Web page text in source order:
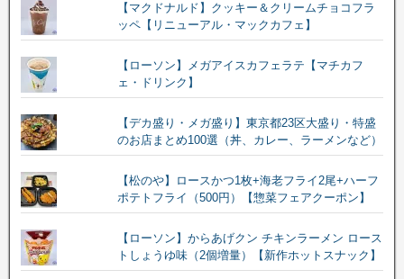
【マクドナルド】クッキー＆クリームチョコフラ
ッペ【リニューアル・マックカフェ】
【ローソン】メガアイスカフェラテ【マチカフ
ェ・ドリンク】
【デカ盛り・メガ盛り】東京都23区大盛り・特盛
のお店まとめ100選（丼、カレー、ラーメンなど）
【松のや】ロースかつ1枚+海老フライ2尾+ハーフ
ポテトフライ（500円）【惣菜フェアクーポン】
【ローソン】からあげクン チキンラーメン ロース
トしょうゆ味（2個増量）【新作ホットスナック】